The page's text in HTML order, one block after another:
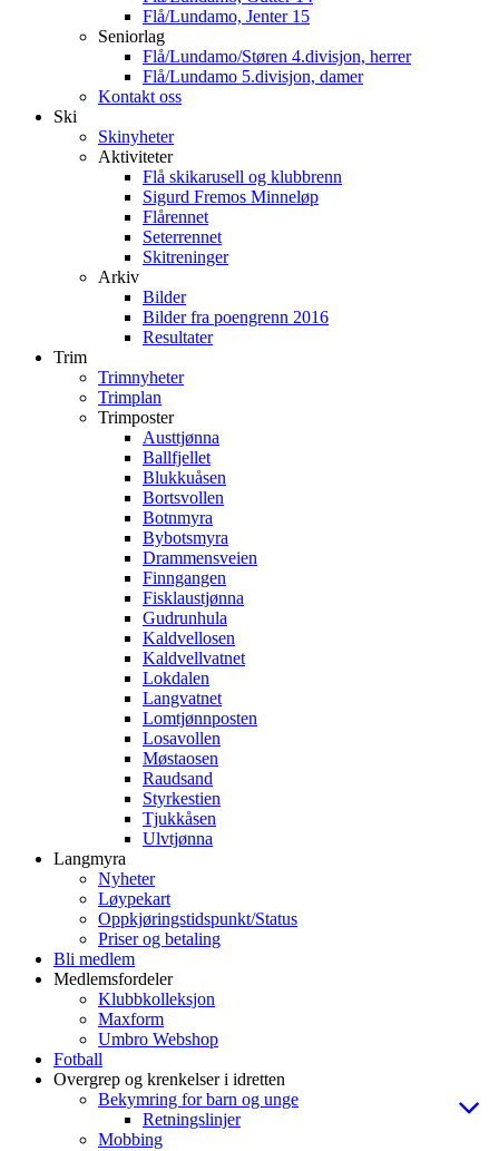
Flå/Lundamo, Jenter 15
Seniorlag
Flå/Lundamo/Støren 4.divisjon, herrer
Flå/Lundamo 5.divisjon, damer
Kontakt oss
Ski
Skinyheter
Aktiviteter
Flå skikarusell og klubbrenn
Sigurd Fremos Minneløp
Flårennet
Seterrennet
Skitreninger
Arkiv
Bilder
Bilder fra poengrenn 2016
Resultater
Trim
Trimnyheter
Trimplan
Trimposter
Austtjønna
Ballfjellet
Blukkuåsen
Bortsvollen
Botnmyra
Bybotsmyra
Drammensveien
Finngangen
Fisklaustjønna
Gudrunhula
Kaldvellosen
Kaldvellvatnet
Lokdalen
Langvatnet
Lomtjønnposten
Losavollen
Møstaosen
Raudsand
Styrkestien
Tjukkåsen
Ulvtjønna
Langmyra
Nyheter
Løypekart
Oppkjøringstidspunkt/Status
Priser og betaling
Bli medlem
Medlemsfordeler
Klubbkolleksjon
Maxform
Umbro Webshop
Fotball
Overgrep og krenkelser i idretten
Bekymring for barn og unge
Retningslinjer
Mobbing